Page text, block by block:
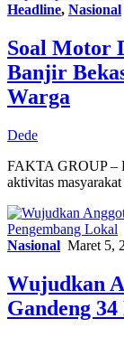
Headline, Nasional
Soal Motor
Banjir
Warga
Dede
FAKTA GROUP –
aktivitas
Nasional Maret 5,
Wujudkan
Gandeng